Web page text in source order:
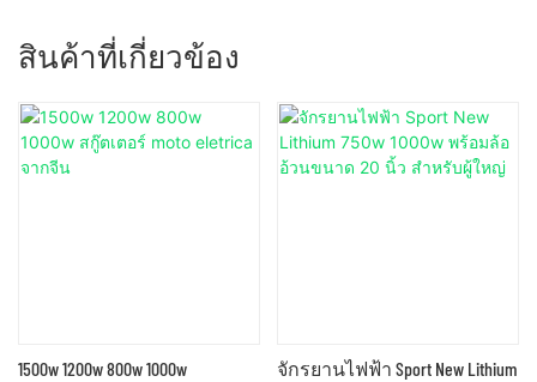
สินค้าที่เกี่ยวข้อง
1500w 1200w 800w 1000w จักรยานไฟฟ้า Sport New Lithium